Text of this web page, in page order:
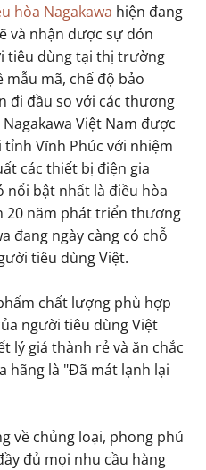
hòa Nagakawa hiện đang
và nhận được sự đón
tiêu dùng tại thị trường
mẫu mã, chế độ bảo
đi đầu so với các thương
Việt Nam được
Vĩnh Phúc với nhiệm
các thiết bị điện gia
bật nhất là điều hòa
20 năm phát triển thương
đang ngày càng có chỗ
tiêu dùng Việt.
chất lượng phù hợp
người tiêu dùng Việt
lý giá thành rẻ và ăn chắc
hãng là "Đã mát lạnh lại
về chủng loại, phong phú
đủ mọi nhu cầu hàng